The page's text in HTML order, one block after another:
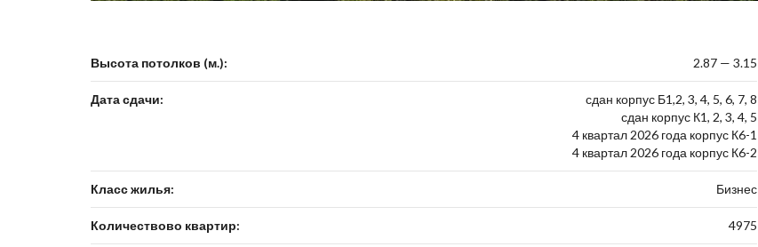
Высота потолков (м.): 2.87 — 3.15
Дата сдачи:
сдан корпус Б1,2, 3, 4, 5, 6, 7, 8
сдан корпус К1, 2, 3, 4, 5
4 квартал 2026 года корпус К6-1
4 квартал 2026 года корпус К6-2
Класс жилья: Бизнес
Количествово квартир: 4975